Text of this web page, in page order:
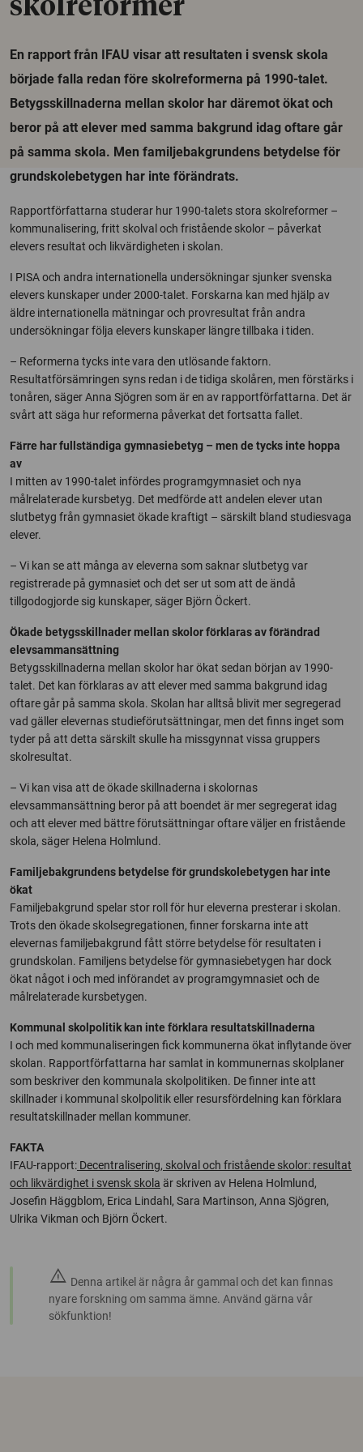
skolreformer
En rapport från IFAU visar att resultaten i svensk skola
började falla redan före skolreformerna på 1990-talet.
Betygsskillnaderna mellan skolor har däremot ökat och
beror på att elever med samma bakgrund idag oftare går
på samma skola. Men familjebakgrundens betydelse för
grundskolebetygen har inte förändrats.
Rapportförfattarna studerar hur 1990-talets stora skolreformer –
kommunalisering, fritt skolval och fristående skolor – påverkat
elevers resultat och likvärdigheten i skolan.
I PISA och andra internationella undersökningar sjunker svenska
elevers kunskaper under 2000-talet. Forskarna kan med hjälp av
äldre internationella mätningar och provresultat från andra
undersökningar följa elevers kunskaper längre tillbaka i tiden.
– Reformerna tycks inte vara den utlösande faktorn.
Resultatförsämringen syns redan i de tidiga skolåren, men förstärks i
tonåren, säger Anna Sjögren som är en av rapportförfattarna. Det är
svårt att säga hur reformerna påverkat det fortsatta fallet.
Färre har fullständiga gymnasiebetyg – men de tycks inte hoppa
av
I mitten av 1990-talet infördes programgymnasiet och nya
målrelaterade kursbetyg. Det medförde att andelen elever utan
slutbetyg från gymnasiet ökade kraftigt – särskilt bland studiesvaga
elever.
– Vi kan se att många av eleverna som saknar slutbetyg var
registrerade på gymnasiet och det ser ut som att de ändå
tillgodogjorde sig kunskaper, säger Björn Öckert.
Ökade betygsskillnader mellan skolor förklaras av förändrad
elevsammansättning
Betygsskillnaderna mellan skolor har ökat sedan början av 1990-
talet. Det kan förklaras av att elever med samma bakgrund idag
oftare går på samma skola. Skolan har alltså blivit mer segregerad
vad gäller elevernas studieförutsättningar, men det finns inget som
tyder på att detta särskilt skulle ha missgynnat vissa gruppers
skolresultat.
– Vi kan visa att de ökade skillnaderna i skolornas
elevsammansättning beror på att boendet är mer segregerat idag
och att elever med bättre förutsättningar oftare väljer en fristående
skola, säger Helena Holmlund.
Familjebakgrundens betydelse för grundskolebetygen har inte
ökat
Familjebakgrund spelar stor roll för hur eleverna presterar i skolan.
Trots den ökade skolsegregationen, finner forskarna inte att
elevernas familjebakgrund fått större betydelse för resultaten i
grundskolan. Familjens betydelse för gymnasiebetygen har dock
ökat något i och med införandet av programgymnasiet och de
målrelaterade kursbetygen.
Kommunal skolpolitik kan inte förklara resultatskillnaderna
I och med kommunaliseringen fick kommunerna ökat inflytande över
skolan. Rapportförfattarna har samlat in kommunernas skolplaner
som beskriver den kommunala skolpolitiken. De finner inte att
skillnader i kommunal skolpolitik eller resursfördelning kan förklara
resultatskillnader mellan kommuner.
FAKTA
IFAU-rapport: Decentralisering, skolval och fristående skolor: resultat
och likvärdighet i svensk skola är skriven av Helena Holmlund,
Josefin Häggblom, Erica Lindahl, Sara Martinson, Anna Sjögren,
Ulrika Vikman och Björn Öckert.
warning Denna artikel är några år gammal och det kan finnas
nyare forskning om samma ämne. Använd gärna vår
sökfunktion!